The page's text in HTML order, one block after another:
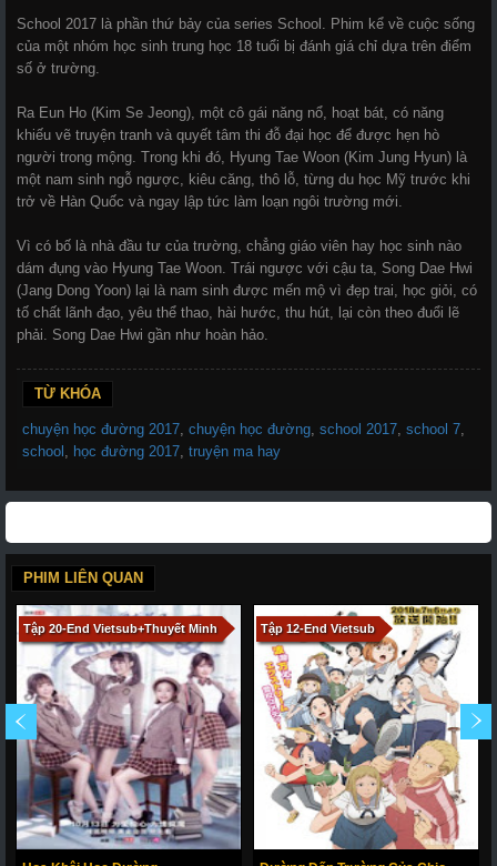
School 2017 là phần thứ bảy của series School. Phim kể về cuộc sống
của một nhóm học sinh trung học 18 tuổi bị đánh giá chỉ dựa trên điểm
số ở trường.
Ra Eun Ho (Kim Se Jeong), một cô gái năng nổ, hoạt bát, có năng
khiếu vẽ truyện tranh và quyết tâm thi đỗ đại học để được hẹn hò
người trong mộng. Trong khi đó, Hyung Tae Woon (Kim Jung Hyun) là
một nam sinh ngỗ ngược, kiêu căng, thô lỗ, từng du học Mỹ trước khi
trở về Hàn Quốc và ngay lập tức làm loạn ngôi trường mới.
Vì có bố là nhà đầu tư của trường, chẳng giáo viên hay học sinh nào
dám đụng vào Hyung Tae Woon. Trái ngược với cậu ta, Song Dae Hwi
(Jang Dong Yoon) lại là nam sinh được mến mộ vì đẹp trai, học giỏi, có
tố chất lãnh đạo, yêu thể thao, hài hước, thu hút, lại còn theo đuổi lẽ
phải. Song Dae Hwi gần như hoàn hảo.
TỪ KHÓA
chuyện học đường 2017, chuyện học đường, school 2017, school 7,
school , học đường 2017, truyện ma hay
PHIM LIÊN QUAN
Tập 20-End Vietsub+Thuyết Minh Tập 12-End Vietsub